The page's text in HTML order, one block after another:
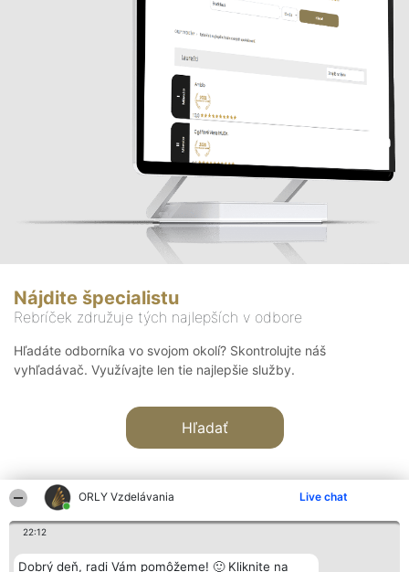
ORLY Vzdelávania Live chat
22:12
Dobrý deň, radi Vám pomôžeme! 🙂 Kliknite na
Nájdite špecialistu
Rebríček združuje tých najlepších v odbore
Hľadáte odborníka vo svojom okolí? Skontrolujte náš
vyhľadávač. Využívajte len tie najlepšie služby.
Hľadať
Organizátor hodnotenia Hodnotenie Kontakt